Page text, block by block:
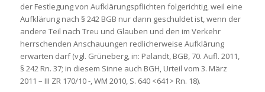
der Festlegung von Aufklärungspflichten folgerichtig, weil eine
Aufklärung nach § 242 BGB nur dann geschuldet ist, wenn der
andere Teil nach Treu und Glauben und den im Verkehr
herrschenden Anschauungen redlicherweise Aufklärung
erwarten darf (vgl. Grüneberg, in: Palandt, BGB, 70. Aufl. 2011,
§ 242 Rn. 37; in diesem Sinne auch BGH, Urteil vom 3. März
2011 – III ZR 170/10 -, WM 2010, S. 640 <641> Rn. 18).